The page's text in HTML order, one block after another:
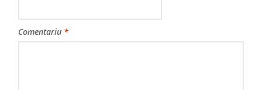
Comentariu *